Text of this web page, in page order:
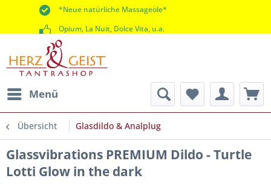
*Neue natürliche Massageöle*
Opium, La Nuit, Dolce Vita, u.a.
*60 Tage Rückgaberecht*
Menü
Übersicht Glasdildo & Analplug
Glassvibrations PREMIUM Dildo - Turtle
Lotti Glow in the dark